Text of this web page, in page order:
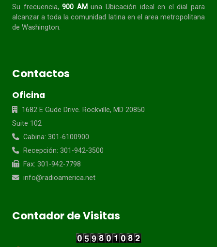
Su frecuencia, 900 AM una Ubicación ideal en el dial para
alcanzar a toda lacomunidad latina en el area metropolitana
de Washington.
Contactos
Oficina
1682 E Gude Drive. Rockville, MD 20850
Suite 102
Cabina: 301-6100900
Recepción: 301-942-3500
Fax: 301-942-7798
info@radioamerica.net
Contador de Visitas